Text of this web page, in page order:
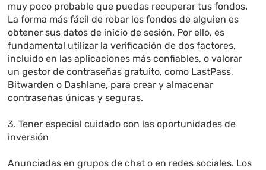
muy poco probable que puedas recuperar tus fondos.
La forma más fácil de robar los fondos de alguien es
obtener sus datos de inicio de sesión. Por ello, es
fundamental utilizar la verificación de dos factores,
incluido en las aplicaciones más confiables, o valorar
un gestor de contraseñas gratuito, como LastPass,
Bitwarden o Dashlane, para crear y almacenar
contraseñas únicas y seguras.
3. Tener especial cuidado con las oportunidades de
inversión
Anunciadas en grupos de chat o en redes sociales. Los